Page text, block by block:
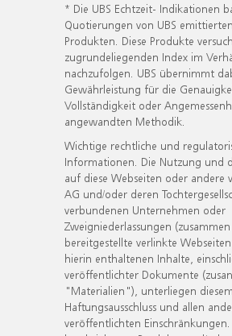
* Die UBS Echtzeit- Indikationen
Quotierungen von UBS
Produkten. Diese Produkte
zugrundeliegenden Index im
nachzufolgen. UBS übernimmt
Gewährleistung für die
Vollständigkeit oder
angewandten Methodik.
Wichtige rechtliche und
Informationen. Die Nutzung und
auf diese Webseiten oder andere
AG und/oder deren
verbundenen Unternehmen oder
Zweigniederlassungen
bereitgestellte verlinkte
hierin enthaltenen Inhalte,
veröffentlichter Dokumente
"Materialien"), unterliegen diesem
Haftungsausschluss und allen
veröffentlichten